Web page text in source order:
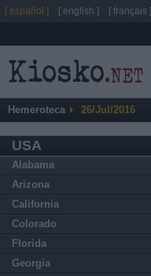
Hemeroteca 26/Jul/2016
USA
Alabama
Arizona
California
Colorado
Florida
Georgia
[ español ] [ english ] [ français ]